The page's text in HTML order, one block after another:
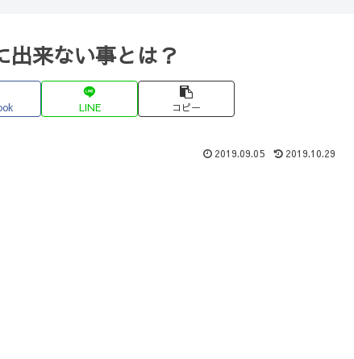
出来ない事とは？
LINE コピー
2019.09.05 2019.10.29